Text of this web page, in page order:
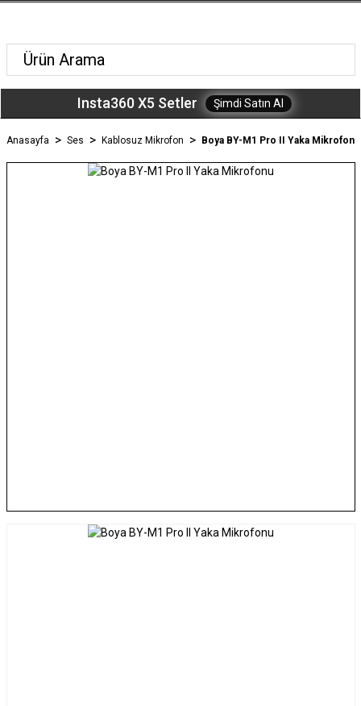
Insta360 X5 Setler Şimdi Satın Al
Anasayfa Ses Kablosuz Mikrofon Boya BY-M1 Pro II Yaka Mikrofonu